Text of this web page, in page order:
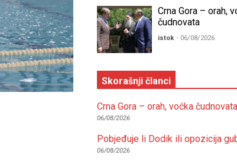
Crna Gora – orah,
čudnovata
istok - 06/08/2026
Skorašnji članci
Crna Gora – orah, voćka čudnovata
06/08/2026
Pobjeđuje li Dodik ili opozicija
06/08/2026